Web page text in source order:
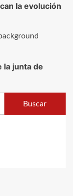
la evolución
la junta de